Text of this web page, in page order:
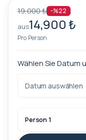
19,000 ₺ -%22
aus14,900 ₺
Pro Person
Wählen Sie Datum
Person 1